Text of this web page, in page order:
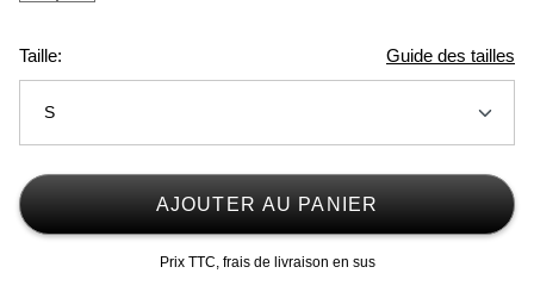
Taille: Guide des tailles
S
S
AJOUTER AU PANIER
Prix TTC, frais de livraison en sus